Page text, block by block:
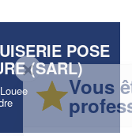
POSE
(SARL)
?